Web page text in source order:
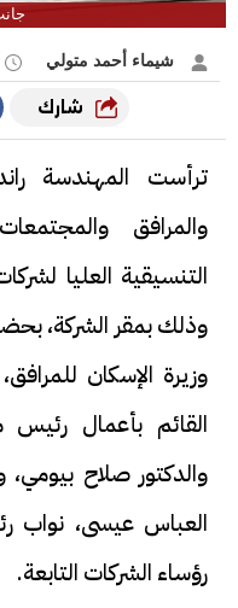
شيماء أحمد متولي
شارك
ترأست المهندسة
والمرافق
التنسيقية العليا
وذلك بمقر الشركة،
وزيرة الإسكان
القائم بأعمال رئيس
والدكتور صلاح بيومي،
العباس عيسى، نواب
رؤساء الشركات التابعة.